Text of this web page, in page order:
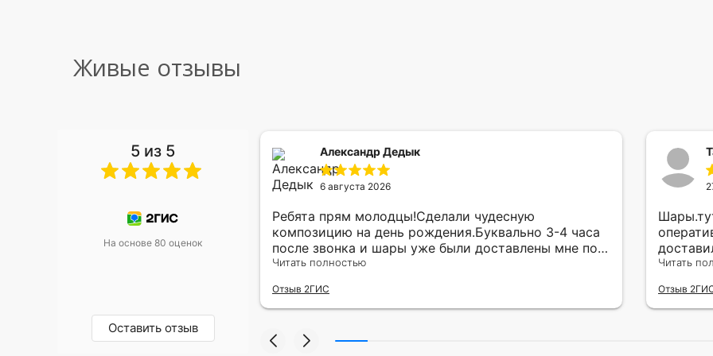
Живые отзывы
5 из 5
На основе 80 оценок
Оставить отзыв
уже два раза, отличная
Александр Дедык
6 августа 2026
Ребята прям молодцы!Сделали чудесную
композицию на день рождения.Буквально 3-4 часа
после звонка и шары уже были доставлены мне по
адресу.Качество исполнения и упаковки на 5.Жена
Читать полностью
Отзыв 2ГИС
другу в
Читать
Отзыв